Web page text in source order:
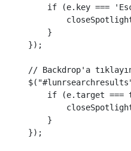
if
(e. key === '
}
});
// Backdrop'a
$( "#lunrsearchresults
if
(e.target ===
}
});